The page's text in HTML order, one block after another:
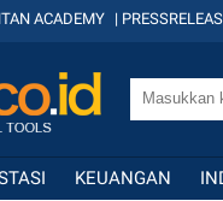
ACADEMY |
KEUANGAN